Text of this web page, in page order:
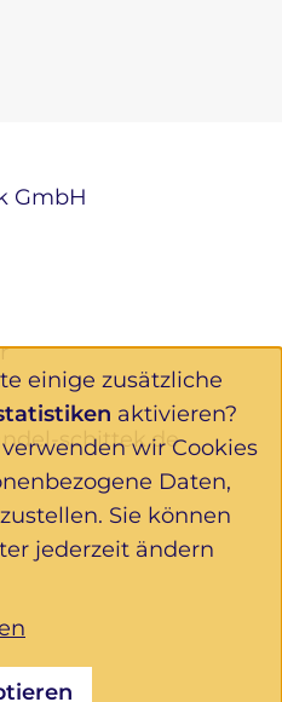
GmbH
schittek.de
einige zusätzliche
aktivieren?
wir Cookies
Daten,
Sie können
jederzeit ändern